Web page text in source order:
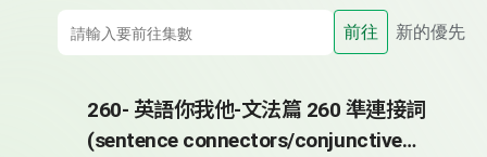
前往 新的優先
260- 英語你我他-文法篇 260 準連接詞
(sentence connectors/conjunctive